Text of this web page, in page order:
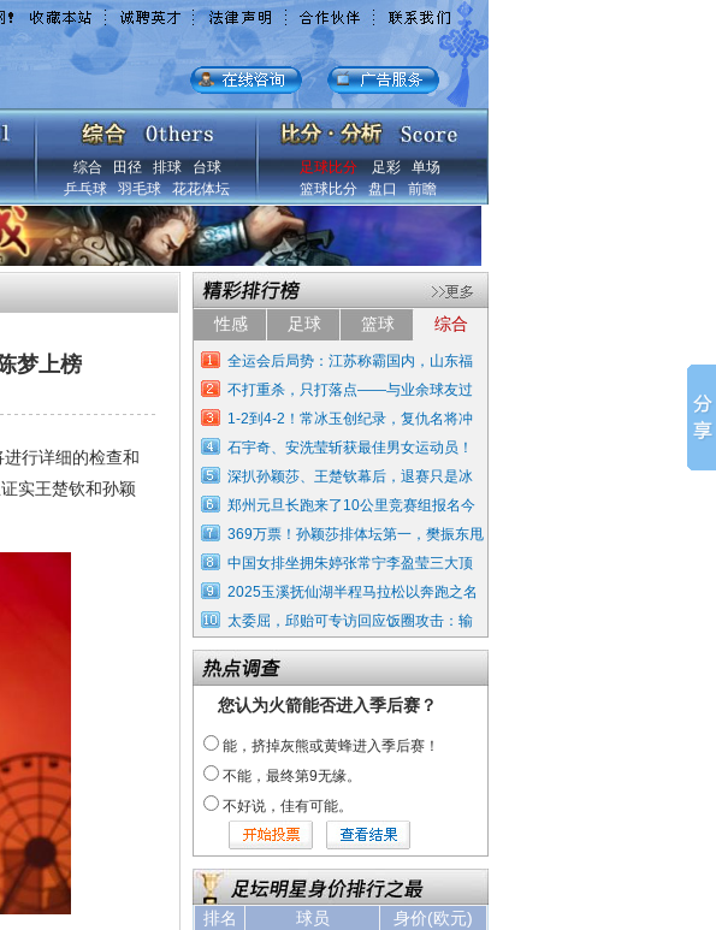
综合 田径 排球
台球
乒乓球
羽毛球 花花体坛
足球比分 足彩
单场
篮球比分
盘口 前瞻
梦上榜
行详细的检查和
实王楚钦和孙颖
性感 足球 篮球 综合
全运会后局势：江苏称霸国内，山东福
不打重杀，只打落点——与业余球友过
1-2到4-2！常冰玉创纪录，复仇名将冲
石宇奇、安洗莹斩获最佳男女运动员！
深扒孙颖莎、王楚钦幕后，退赛只是冰
郑州元旦长跑来了10公里竞赛组报名今
369万票！孙颖莎排体坛第一，樊振东甩
中国女排坐拥朱婷张常宁李盈莹三大顶
2025玉溪抚仙湖半程马拉松以奔跑之名
太委屈，邱贻可专访回应饭圈攻击：输
您认为火箭能否进入季后赛？
能，挤掉灰熊或黄蜂进入季后赛！
不能，最终第9无缘。
不好说，佳有可能。
排名 球员 身价(欧元)